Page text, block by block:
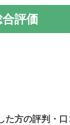
評価
た方の評判・